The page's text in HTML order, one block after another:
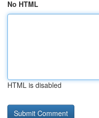
No HTML
HTML is disabled